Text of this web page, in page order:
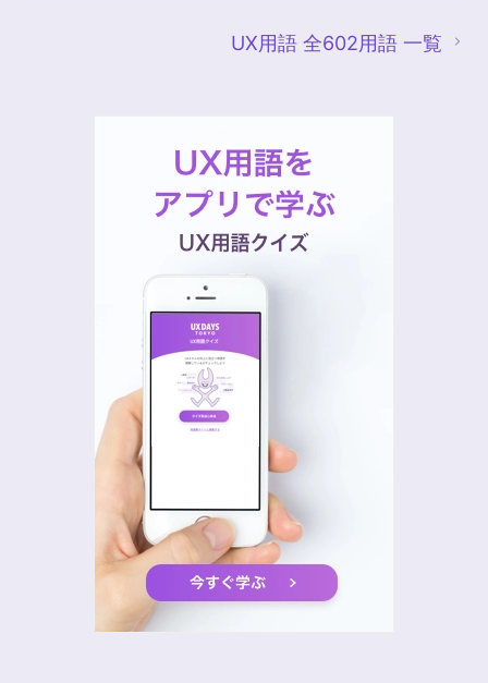
UX用語 全602用語 一覧